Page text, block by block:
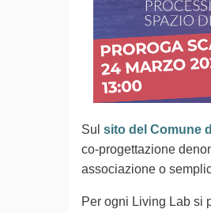
Sul sito del Comune
co-progettazione
associazione o
Per ogni Living Lab si